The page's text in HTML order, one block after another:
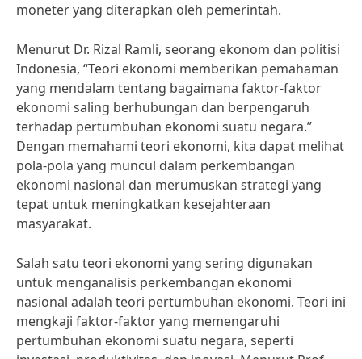
moneter yang diterapkan oleh pemerintah.
Menurut Dr. Rizal Ramli, seorang ekonom dan politisi
Indonesia, “Teori ekonomi memberikan pemahaman
yang mendalam tentang bagaimana faktor-faktor
ekonomi saling berhubungan dan berpengaruh
terhadap pertumbuhan ekonomi suatu negara.”
Dengan memahami teori ekonomi, kita dapat melihat
pola-pola yang muncul dalam perkembangan
ekonomi nasional dan merumuskan strategi yang
tepat untuk meningkatkan kesejahteraan
masyarakat.
Salah satu teori ekonomi yang sering digunakan
untuk menganalisis perkembangan ekonomi
nasional adalah teori pertumbuhan ekonomi. Teori ini
mengkaji faktor-faktor yang memengaruhi
pertumbuhan ekonomi suatu negara, seperti